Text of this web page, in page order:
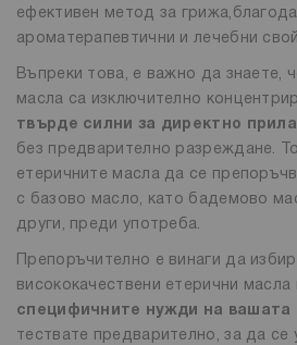
ефективен метод за
ароматерапевтични и лечебни
Въпреки това, е важно да знаете,
масла са изключително
твърде силни за директно
без предварително разреждане.
етеричните масла да се
с базово масло, като бадемово
други, преди употреба.
Препоръчително е винаги да
висококачествени етерични
специфичните нужди на вашата
тествате предварително, за да се